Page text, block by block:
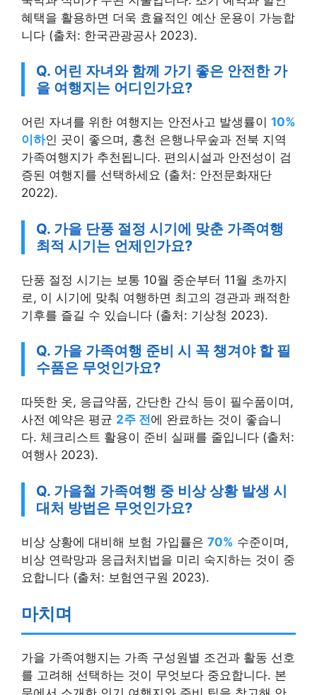
숙박과 식비가 주된 지출입니다. 조기 예약과 할인
혜택을 활용하면 더욱 효율적인 예산 운용이 가능합
니다 (출처: 한국관광공사 2023).
Q. 어린 자녀와 함께 가기 좋은 안전한 가
을 여행지는 어디인가요?
어린 자녀를 위한 여행지는 안전사고 발생률이 10%
이하 인 곳이 좋으며, 홍천 은행나무숲과 전북 지역
가족여행지가 추천됩니다. 편의시설과 안전성이 검
증된 여행지를 선택하세요 (출처: 안전문화재단
2022).
Q. 가을 단풍 절정 시기에 맞춘 가족여행
최적 시기는 언제인가요?
단풍 절정 시기는 보통 10월 중순부터 11월 초까지
로, 이 시기에 맞춰 여행하면 최고의 경관과 쾌적한
기후를 즐길 수 있습니다 (출처: 기상청 2023).
Q. 가을 가족여행 준비 시 꼭 챙겨야 할 필
수품은 무엇인가요?
따뜻한 옷, 응급약품, 간단한 간식 등이 필수품이며,
사전 예약은 평균 2주 전에 완료하는 것이 좋습니
다. 체크리스트 활용이 준비 실패를 줄입니다 (출처:
여행사 2023).
Q. 가을철 가족여행 중 비상 상황 발생 시
대처 방법은 무엇인가요?
비상 상황에 대비해 보험 가입률은 70% 수준이며,
비상 연락망과 응급처치법을 미리 숙지하는 것이 중
요합니다 (출처: 보험연구원 2023).
마치며
가을 가족여행지는 가족 구성원별 조건과 활동 선호
를 고려해 선택하는 것이 무엇보다 중요합니다. 본